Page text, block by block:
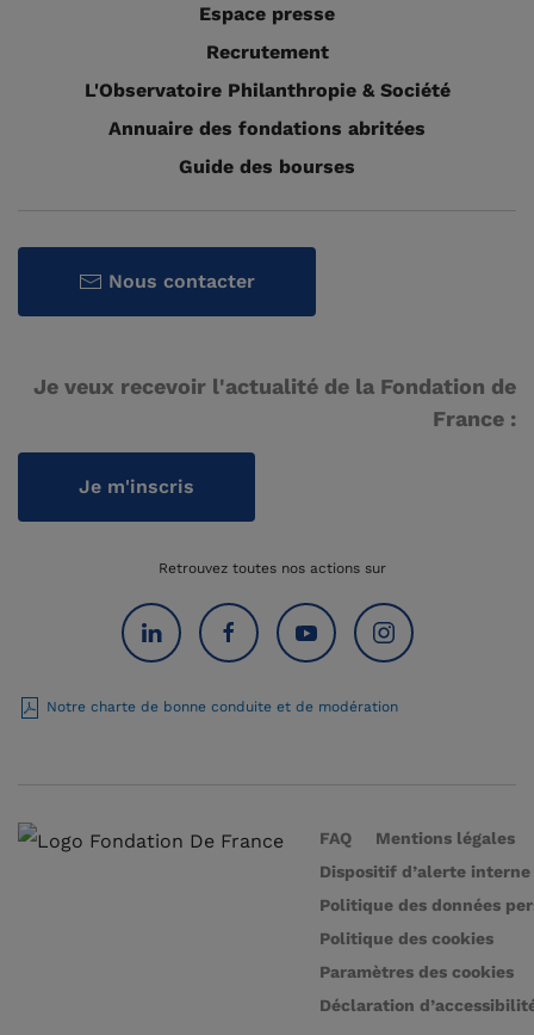
Espace presse
Recrutement
L'Observatoire Philanthropie & Société
Annuaire des fondations abritées
Guide des bourses
Nous contacter
Je veux recevoir l'actualité de la Fondation de
France :
Je m'inscris
Retrouvez toutes nos actions sur
Notre charte de bonne conduite et de modération
FAQ
Mentions légales
Dispositif d’alerte interne
Politique des données
Politique des cookies
Paramètres des cookies
Déclaration